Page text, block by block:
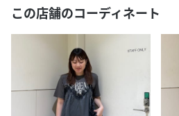
この店舗のコーディネート